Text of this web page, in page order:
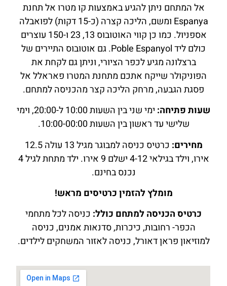
אל המתחם ניתן להגיע באמצעות קו מטרו אל תחנת
Espanya ומשם, הליכה קצרה (כ-15 דקות) לפואבלה
אספניול. כמו כן קווי האוטובוס 13, 23 ו-150 עוצרים
כולם ליד Poble Espanyol. גם אוטובוס התיירים של
ברצלונה מגיע לכפר הציורי, וניתן גם לקחת את
הפוניקולר שייקח אתכם מתחנת המטרו פאראלל אל
פסגת הגבעה, מרחק הליכה קצר מהכניסה למתחם.
שעות פתיחה:
ימי שני בין השעות 10:00 ל-20:00, וימי
שלישי עד ראשון בין השעות 10:00-00:00.
מחירים:
כרטיס כניסה למבוגר מגיל 13 עולה 12.5
אירו, וילד בגילאי 4-12 ישלם 9 אירו. ילד מתחת לגיל 4
נכנס בחינם.
מומלץ להזמין כרטיסים מראש!
כרטיס הכניסה למתחם כולל: כניסה לכל מתחמי
הכפר- רחובות, כיכרות, סדנאות אמנים, כניסה
למוזיאון פראן דאורל, כניסה לאזור המשחקים לילדים.